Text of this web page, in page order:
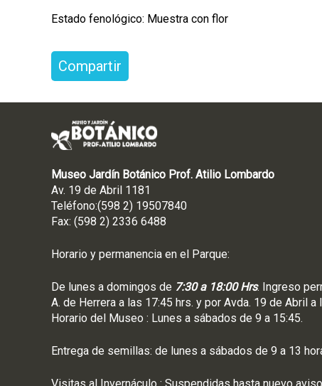
Estado fenológico: Muestra con flor
Compartir
Museo Jardín Botánico Prof. Atilio Lombardo
Av. 19 de Abril 1181
Teléfono:(598 2) 19507840
Fax: (598 2) 2336 6488
Horario y permanencia en el Parque:
De lunes a domingos de 7:30 a 18:00 Hrs. Ingreso
A. de Herrera a las 17:45 hrs. y por Avda. 19 de Abril a
Horario del Museo : Lunes a sábados de 9 a 15:45.
Entrega de semillas: de lunes a sábados de 9 a 13